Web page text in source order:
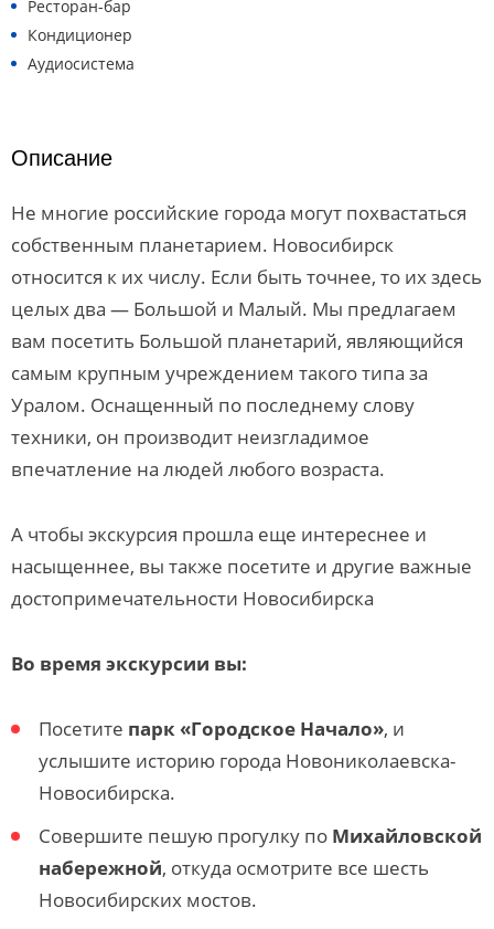
Ресторан-бар
Кондиционер
Аудиосистема
Описание
Не многие российские города могут похвастаться
собственным планетарием. Новосибирск
относится к их числу. Если быть точнее, то их здесь
целых два — Большой и Малый. Мы предлагаем
вам посетить Большой планетарий, являющийся
самым крупным учреждением такого типа за
Уралом. Оснащенный по последнему слову
техники, он производит неизгладимое
впечатление на людей любого возраста.
А чтобы экскурсия прошла еще интереснее и
насыщеннее, вы также посетите и другие важные
достопримечательности Новосибирска
Во время экскурсии вы:
Посетите парк «Городское Начало», и
услышите историю города Новониколаевска-
Новосибирска.
Совершите пешую прогулку по Михайловской
набережной, откуда осмотрите все шесть
Новосибирских мостов.